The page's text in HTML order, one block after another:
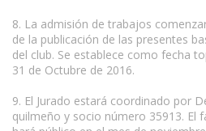
8. La admisión de trabajos
de la publicación de las presentes
del club. Se establece como fecha
31 de Octubre de 2016.
9. El Jurado estará coordinado por
quilmeño y socio número 35913. El